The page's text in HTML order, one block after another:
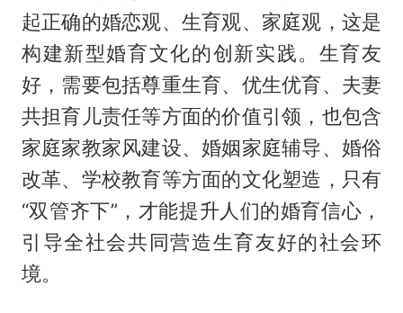
起正确的婚恋观、生育观、家庭观，这是
构建新型婚育文化的创新实践。生育友
好，需要包括尊重生育、优生优育、夫妻
共担育儿责任等方面的价值引领，也包含
家庭家教家风建设、婚姻家庭辅导、婚俗
改革、学校教育等方面的文化塑造，只有
“双管齐下”，才能提升人们的婚育信心，
引导全社会共同营造生育友好的社会环
境。